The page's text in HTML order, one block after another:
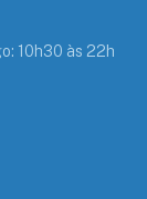
10h30 às 22h